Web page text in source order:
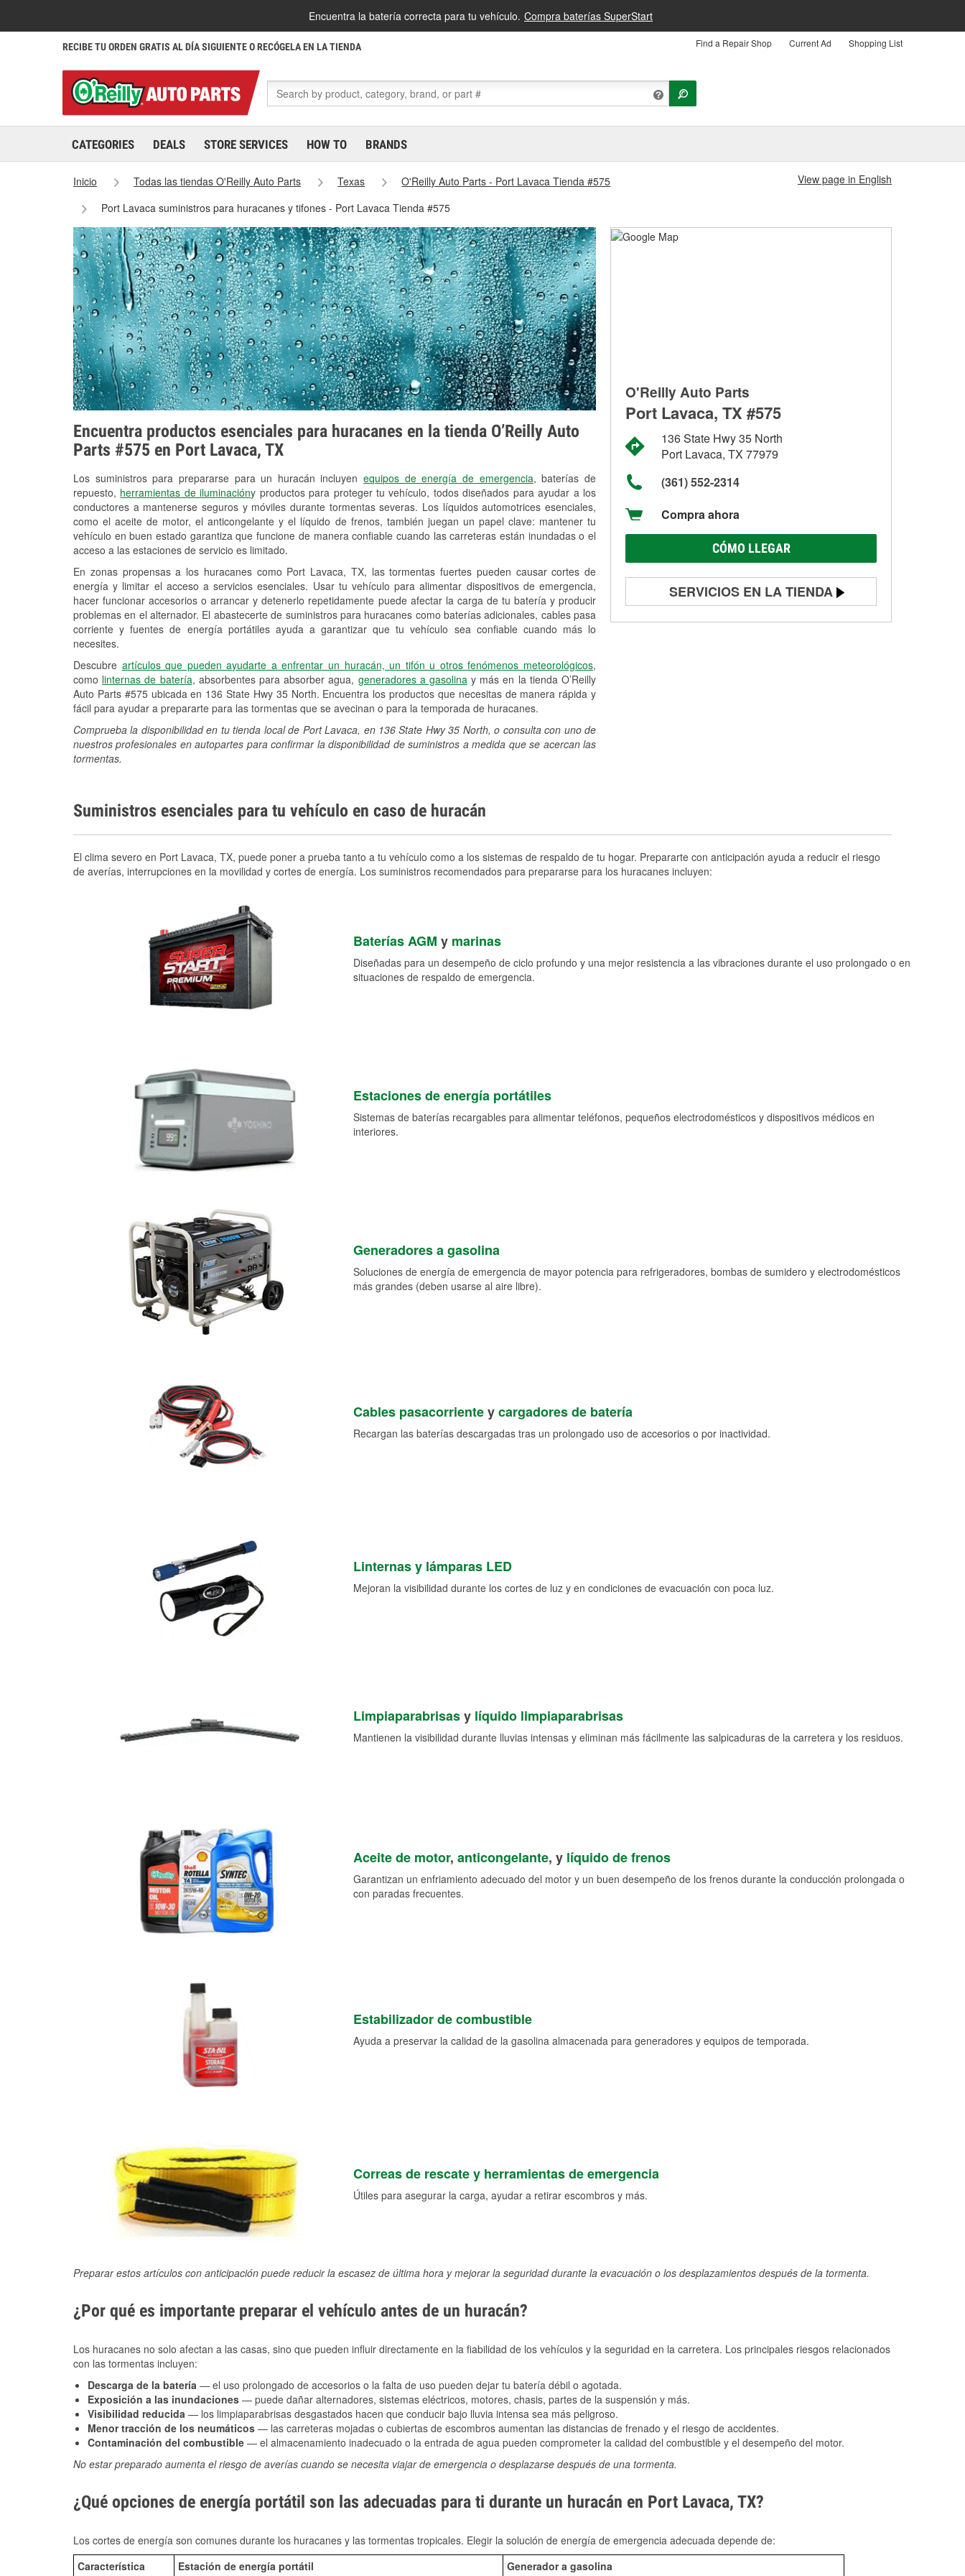
Encuentra la batería correcta para tu vehículo. Compra baterías SuperStart
RECIBE TU ORDEN GRATIS AL DÍA SIGUIENTE O RECÓGELA EN LA TIENDA Find a Repair Shop Current Ad Shopping List
CATEGORIES DEALS STORE SERVICES HOW TO BRANDS
Inicio Todas las tiendas O'Reilly Auto Parts Texas
O'Reilly Auto Parts - Port Lavaca Tienda #575
Port Lavaca suministros para huracanes y tifones - Port Lavaca Tienda #575
View page in English
Encuentra productos esenciales para huracanes en la tienda O’Reilly Auto
Parts #575 en Port Lavaca, TX
Los suministros para prepararse para un huracán incluyenequipos de energía de emergencia, baterías de
repuesto, herramientas de iluminacióny productos para proteger tu vehículo, todos diseñados para ayudar a los
conductores a mantenerse seguros y móviles durante tormentas severas. Los líquidos automotrices esenciales,
como el aceite de motor, el anticongelante y el líquido de frenos, también juegan un papel clave: mantener tu
vehículo en buen estado garantiza que funcione de manera confiable cuando las carreteras están inundadas o el
acceso a las estaciones de servicio es limitado.
En zonas propensas a los huracanes como Port Lavaca, TX, las tormentas fuertes pueden causar cortes de
energía y limitar el acceso a servicios esenciales. Usar tu vehículo para alimentar dispositivos de emergencia,
hacer funcionar accesorios o arrancar y detenerlo repetidamente puede afectar la carga de tu batería y producir
problemas en el alternador. El abastecerte de suministros para huracanes como baterías adicionales, cables pasa
corriente y fuentes de energía portátiles ayuda a garantizar que tu vehículo sea confiable cuando más lo
necesites.
Descubre artículos que pueden ayudarte a enfrentar un huracán, un tifón u otros fenómenos meteorológicos,
como linternas de batería, absorbentes para absorber agua, generadores a gasolinay más en la tienda O’Reilly
Auto Parts #575 ubicada en 136 State Hwy 35 North. Encuentra los productos que necesitas de manera rápida y
fácil para ayudar a prepararte para las tormentas que se avecinan o para la temporada de huracanes.
Comprueba la disponibilidad en tu tienda local de Port Lavaca, en 136 State Hwy 35 North, o consulta con uno de
nuestros profesionales en autopartes para confirmar la disponibilidad de suministros a medida que se acercan las
tormentas.
O'Reilly Auto Parts
Port Lavaca, TX #575
136 State Hwy 35 North
Port Lavaca, TX 77979
(361) 552-2314
Compra ahora
CÓMO LLEGAR
SERVICIOS EN LA TIENDA
Prueba de batería
Tornado Supplies
Suministros esenciales para tu vehículo en caso de huracán
El clima severo en Port Lavaca, TX, puede poner a prueba tanto a tu vehículo como a los sistemas de respaldo de tu hogar. Prepararte con anticipación ayuda a reducir el riesgo
de averías, interrupciones en la movilidad y cortes de energía. Los suministros recomendados para prepararse para los huracanes incluyen:
Baterías AGM y marinas
Diseñadas para un desempeño de ciclo profundo y una mejor resistencia a las vibraciones durante el uso prolongado o en
situaciones de respaldo de emergencia.
Estaciones de energía portátiles
Sistemas de baterías recargables para alimentar teléfonos, pequeños electrodomésticos y dispositivos médicos en
interiores.
Generadores a gasolina
Soluciones de energía de emergencia de mayor potencia para refrigeradores, bombas de sumidero y electrodomésticos
más grandes (deben usarse al aire libre).
Cables pasacorrienteycargadores de batería
Recargan las baterías descargadas tras un prolongado uso de accesorios o por inactividad.
Linternas y lámparas LED
Mejoran la visibilidad durante los cortes de luz y en condiciones de evacuación con poca luz.
Limpiaparabrisasy líquido limpiaparabrisas
Mantienen la visibilidad durante lluvias intensas y eliminan más fácilmente las salpicaduras de la carretera y los residuos.
Aceite de motor, anticongelante, y líquido de frenos
Garantizan un enfriamiento adecuado del motor y un buen desempeño de los frenos durante la conducción prolongada o
con paradas frecuentes.
Estabilizador de combustible
Ayuda a preservar la calidad de la gasolina almacenada para generadores y equipos de temporada.
Correas de rescate y herramientas de emergencia
Útiles para asegurar la carga, ayudar a retirar escombros y más.
Preparar estos artículos con anticipación puede reducir la escasez de última hora y mejorar la seguridad durante la evacuación o los desplazamientos después de la tormenta.
¿Por qué es importante preparar el vehículo antes de un huracán?
Los huracanes no solo afectan a las casas, sino que pueden influir directamente en la fiabilidad de los vehículos y la seguridad en la carretera. Los principales riesgos relacionados
con las tormentas incluyen:
Descarga de la batería — el uso prolongado de accesorios o la falta de uso pueden dejar tu batería débil o agotada.
Exposición a las inundaciones — puede dañar alternadores, sistemas eléctricos, motores, chasis, partes de la suspensión y más.
Visibilidad reducida — los limpiaparabrisas desgastados hacen que conducir bajo lluvia intensa sea más peligroso.
Menor tracción de los neumáticos — las carreteras mojadas o cubiertas de escombros aumentan las distancias de frenado y el riesgo de accidentes.
Contaminación del combustible — el almacenamiento inadecuado o la entrada de agua pueden comprometer la calidad del combustible y el desempeño del motor.
No estar preparado aumenta el riesgo de averías cuando se necesita viajar de emergencia o desplazarse después de una tormenta.
¿Qué opciones de energía portátil son las adecuadas para ti durante un huracán en Port Lavaca, TX?
Los cortes de energía son comunes durante los huracanes y las tormentas tropicales. Elegir la solución de energía de emergencia adecuada depende de:
Característica
Estación de energía portátil Generador a gasolina